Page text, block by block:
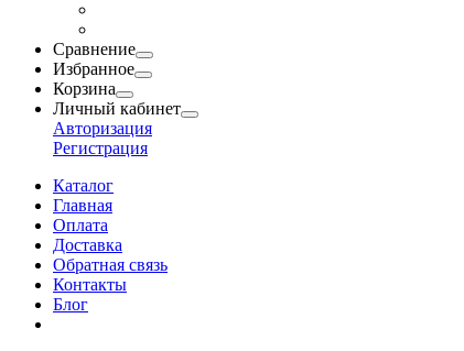
Сравнение
Избранное
Корзина
Личный кабинет
Авторизация
Регистрация
Каталог
Главная
Оплата
Доставка
Обратная связь
Контакты
Блог